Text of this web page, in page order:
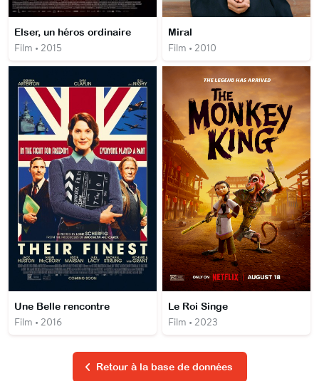
Elser, un héros ordinaire
Film • 2015
Miral
Film • 2010
Une Belle rencontre
Film • 2016
Le Roi Singe
Film • 2023
Retour à la base de données